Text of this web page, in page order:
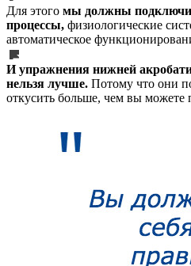
Для этого мы должны
процессы, физиологические
автоматическое
И упражнения нижней
нельзя лучше. Потому что они
откусить больше, чем вы можете